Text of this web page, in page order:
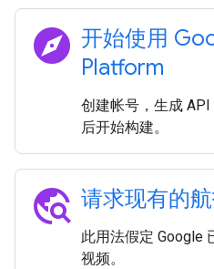
explore 开始使用
Platform
创建帐号，生成
后开始构建。
travel_explore 请求现有的
此用法假定 Google
视频。